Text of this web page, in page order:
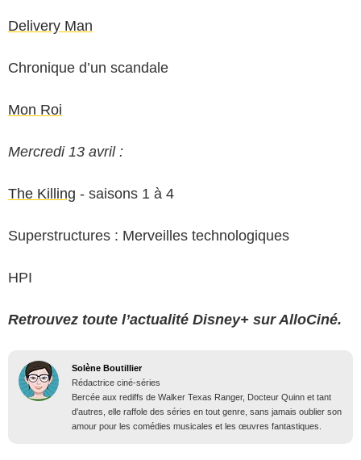
Delivery Man
Chronique d’un scandale
Mon Roi
Mercredi 13 avril :
The Killing - saisons 1 à 4
Superstructures : Merveilles technologiques
HPI
Retrouvez toute l’actualité Disney+ sur AlloCiné.
Solène Boutillier
Rédactrice ciné-séries
Bercée aux rediffs de Walker Texas Ranger, Docteur Quinn et tant
d'autres, elle raffole des séries en tout genre, sans jamais oublier son
amour pour les comédies musicales et les œuvres fantastiques.